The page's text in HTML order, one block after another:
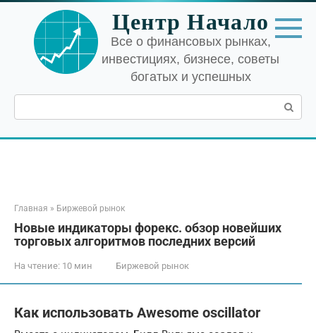
Перейти
контенту
Центр Начало
Все о финансовых рынках,
инвестициях, бизнесе, советы
богатых и успешных
Поиск:
Главная » Биржевой рынок
Новые индикаторы форекс. обзор новейших
торговых алгоритмов последних версий
На чтение: 10 мин Биржевой рынок
Как использовать Awesome oscillator